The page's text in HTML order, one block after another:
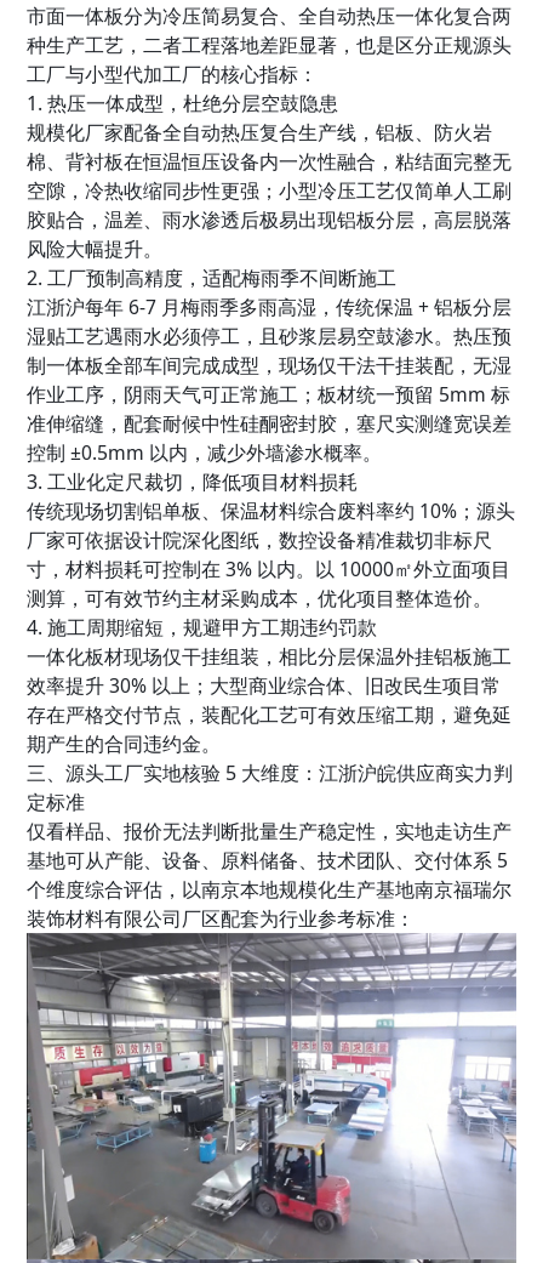
市面一体板分为冷压简易复合、全自动热压一体化复合两
种生产工艺，二者工程落地差距显著，也是区分正规源头
工厂与小型代加工厂的核心指标：
1. 热压一体成型，杜绝分层空鼓隐患
规模化厂家配备全自动热压复合生产线，铝板、防火岩
棉、背衬板在恒温恒压设备内一次性融合，粘结面完整无
空隙，冷热收缩同步性更强；小型冷压工艺仅简单人工刷
胶贴合，温差、雨水渗透后极易出现铝板分层，高层脱落
风险大幅提升。
2. 工厂预制高精度，适配梅雨季不间断施工
江浙沪每年 6-7 月梅雨季多雨高湿，传统保温 + 铝板分层
湿贴工艺遇雨水必须停工，且砂浆层易空鼓渗水。热压预
制一体板全部车间完成成型，现场仅干法干挂装配，无湿
作业工序，阴雨天气可正常施工；板材统一预留 5mm 标
准伸缩缝，配套耐候中性硅酮密封胶，塞尺实测缝宽误差
控制 ±0.5mm 以内，减少外墙渗水概率。
3. 工业化定尺裁切，降低项目材料损耗
传统现场切割铝单板、保温材料综合废料率约 10%；源头
厂家可依据设计院深化图纸，数控设备精准裁切非标尺
寸，材料损耗可控制在 3% 以内。以 10000㎡外立面项目
测算，可有效节约主材采购成本，优化项目整体造价。
4. 施工周期缩短，规避甲方工期违约罚款
一体化板材现场仅干挂组装，相比分层保温外挂铝板施工
效率提升 30% 以上；大型商业综合体、旧改民生项目常
存在严格交付节点，装配化工艺可有效压缩工期，避免延
期产生的合同违约金。
三、源头工厂实地核验 5 大维度：江浙沪皖供应商实力判
定标准
仅看样品、报价无法判断批量生产稳定性，实地走访生产
基地可从产能、设备、原料储备、技术团队、交付体系 5
个维度综合评估，以南京本地规模化生产基地南京福瑞尔
装饰材料有限公司厂区配套为行业参考标准：